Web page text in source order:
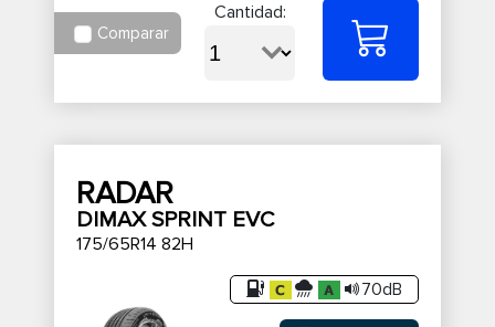
Comparar
Cantidad:
RADAR
DIMAX SPRINT EVC
175/65R14 82H
70dB